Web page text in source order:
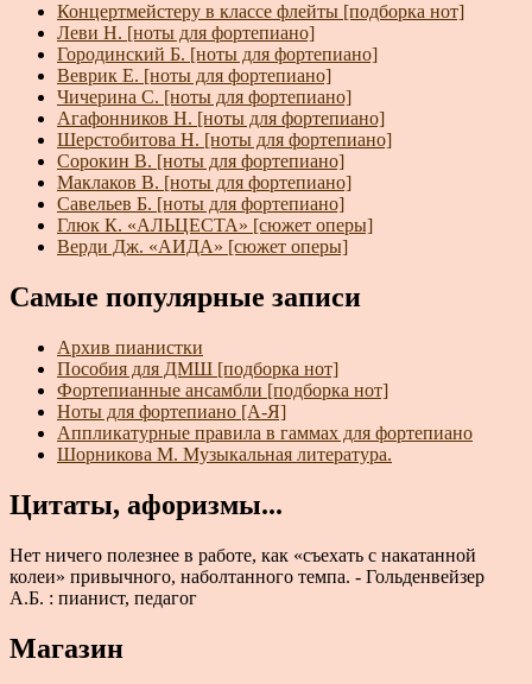
Концертмейстеру в классе флейты [подборка нот]
Леви Н. [ноты для фортепиано]
Городинский Б. [ноты для фортепиано]
Веврик Е. [ноты для фортепиано]
Чичерина С. [ноты для фортепиано]
Агафонников Н. [ноты для фортепиано]
Шерстобитова Н. [ноты для фортепиано]
Сорокин В. [ноты для фортепиано]
Маклаков В. [ноты для фортепиано]
Савельев Б. [ноты для фортепиано]
Глюк К. «АЛЬЦЕСТА» [сюжет оперы]
Верди Дж. «АИДА» [сюжет оперы]
Самые популярные записи
Архив пианистки
Пособия для ДМШ [подборка нот]
Фортепианные ансамбли [подборка нот]
Ноты для фортепиано [А-Я]
Аппликатурные правила в гаммах для фортепиано
Шорникова М. Музыкальная литература.
Цитаты, афоризмы...
Нет ничего полезнее в работе, как «съехать с накатанной
колеи» привычного, наболтанного темпа. - Гольденвейзер
А.Б. : пианист, педагог
Магазин